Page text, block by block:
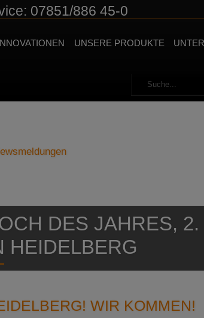
07851/886 45-0
UNSERE PRODUKTE
DES JAHRES,
HEIDELBERG
WIR KOMMEN!